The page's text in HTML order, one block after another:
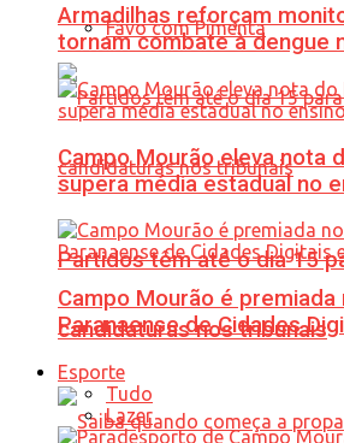
Favo com Pimenta
Partidos têm até o dia 15
candidaturas nos tribunais
Armadilhas reforçam
tornam combate à dengue
Campo Mourão eleva nota
supera média estadual no
Campo Mourão é
Paranaense de Cidades
Esporte
Tudo
Lazer